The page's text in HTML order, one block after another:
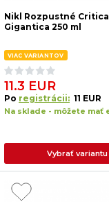
Nikl Rozpustné
Gigantica 250 ml
VIAC VARIANTOV
11.3 EUR
Po registrácii: 11 EUR
Na sklade - môžete mať
Vybrať variantu